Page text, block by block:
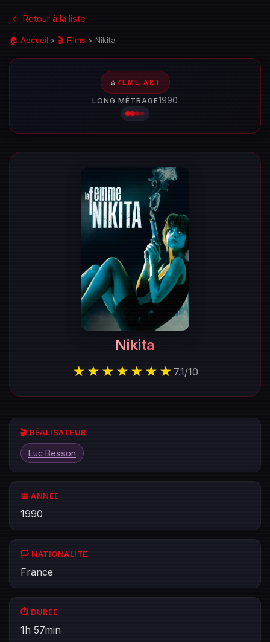
← Retour à la liste
🏠 Accueil > 🎬 Films > Nikita
⭐7ÈME ART
LONG MÉTRAGE1990
Nikita
★★★★★★★ 7.1/10
🎬 RÉALISATEUR
Luc Besson
📅 ANNÉE
1990
🏳️ NATIONALITÉ
France
⏱️ DURÉE
1h 57min